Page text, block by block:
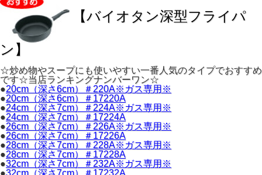
【バイオタン深型フライパ
ン】
☆炒め物やスープにも使いやすい一番人気のタイプでおすすめ
です☆当店ランキングナンバーワン☆
●20cm（深さ6cm）＃220A※ガス専用※
●20cm（深さ6cm）＃17220A
●24cm（深さ7cm）＃224A※ガス専用※
●24cm（深さ7cm）＃17224A
●26cm（深さ7cm）＃226A※ガス専用※
●26cm（深さ7cm）＃17226A
●28cm（深さ7cm）＃228A※ガス専用※
●28cm（深さ7cm）＃17228A
●32cm（深さ7cm）＃232A※ガス専用※